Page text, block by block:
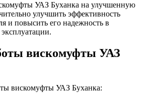
УАЗ Буханка на улучшенную
улучшить эффективность
и повысить его надежность в
вискомуфты УАЗ
вискомуфты УАЗ Буханка: